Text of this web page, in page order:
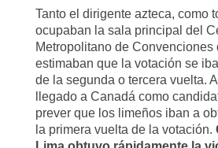
Tanto el dirigente azteca, como
ocupaban la sala principal del
Metropolitano de Convenciones
estimaban que la votación se
de la segunda o tercera vuelta.
llegado a Canadá como
prever que los limeños iban a
la primera vuelta de la votación.